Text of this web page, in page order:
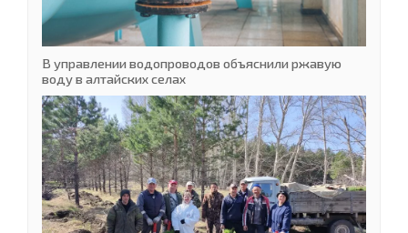
В управлении водопроводов объяснили ржавую
воду в алтайских селах